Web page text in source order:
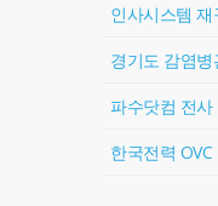
인사시스템
한국전력